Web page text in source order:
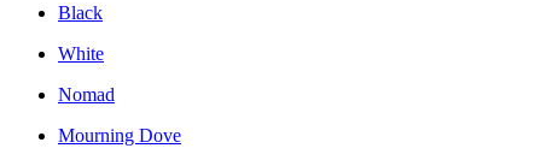
Black
White
Nomad
Mourning Dove